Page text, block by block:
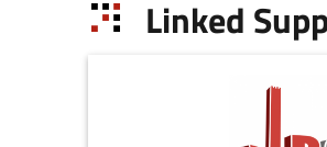
Linked